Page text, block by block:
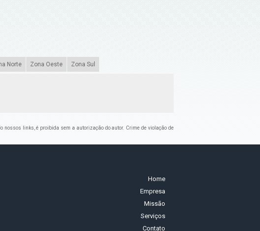
Norte Zona Oeste Zona Sul
nossos links, é proibida sem a autorização do autor. Crime de violação de
Home
Empresa
Missão
Serviços
Contato